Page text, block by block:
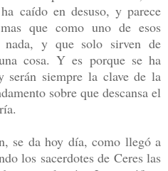
caído en desuso, y parece
que como uno de esos
nada, y que solo sirven de
cosa. Y es porque se ha
serán siempre la clave de la
sobre que descansa el
se da hoy día, como llegó a
los sacerdotes de Ceres las